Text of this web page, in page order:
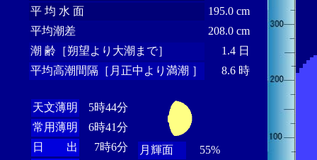
平 均 水 面
195.0 cm
平均潮差
208.0 cm
潮 齢［朔望より大潮まで］
1.4 日
平均高潮間隔［月正中より満潮 ］
8.6 時
天文薄明
5時44分
常用薄明
6時41分
日 出
7時6分
月輝面
55%